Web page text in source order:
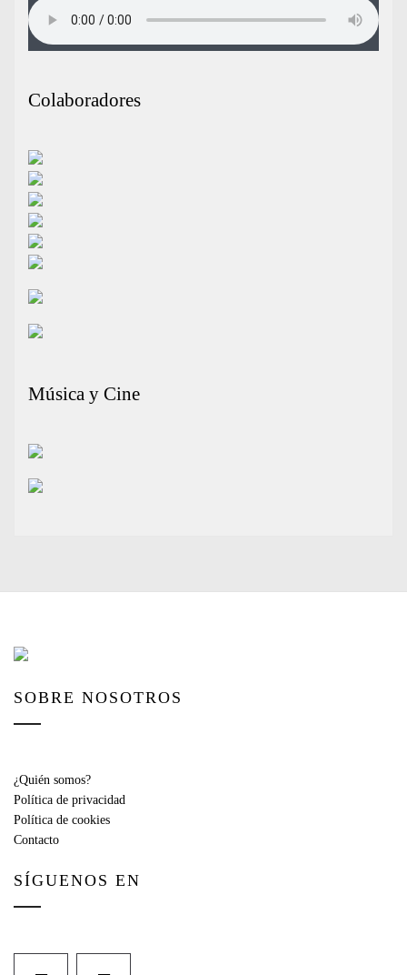
Colaboradores
Música y Cine
SOBRE NOSOTROS
¿Quién somos?
Política de privacidad
Política de cookies
Contacto
SÍGUENOS EN